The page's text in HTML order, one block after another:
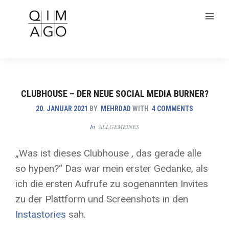
CLUBHOUSE – DER NEUE SOCIAL MEDIA BURNER?
20. JANUAR 2021 BY MEHRDAD WITH 4 COMMENTS
In ALLGEMEINES
„Was ist dieses Clubhouse , das gerade alle
so hypen?“ Das war mein erster Gedanke, als
ich die ersten Aufrufe zu sogenannten Invites
zu der Plattform und Screenshots in den
Instastories sah.